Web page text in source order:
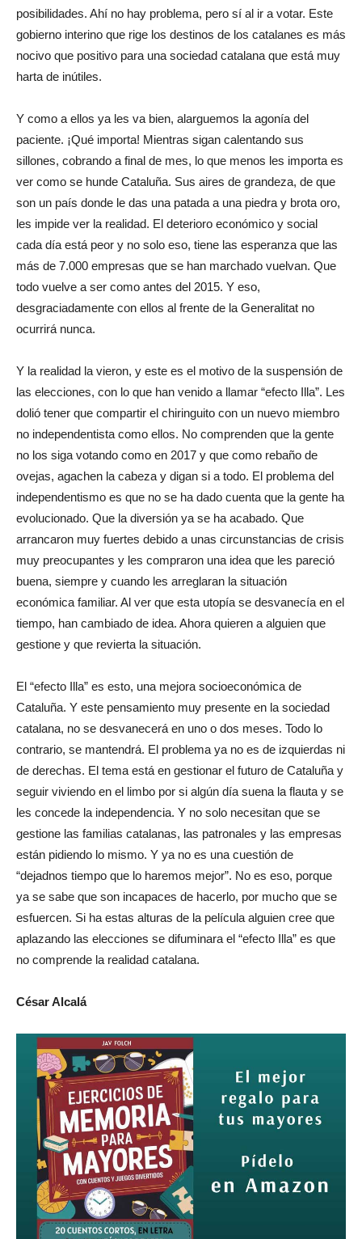
posibilidades. Ahí no hay problema, pero sí al ir a votar. Este
gobierno interino que rige los destinos de los catalanes es más
nocivo que positivo para una sociedad catalana que está muy
harta de inútiles.
Y como a ellos ya les va bien, alarguemos la agonía del
paciente. ¡Qué importa! Mientras sigan calentando sus
sillones, cobrando a final de mes, lo que menos les importa es
ver como se hunde Cataluña. Sus aires de grandeza, de que
son un país donde le das una patada a una piedra y brota oro,
les impide ver la realidad. El deterioro económico y social
cada día está peor y no solo eso, tiene las esperanza que las
más de 7.000 empresas que se han marchado vuelvan. Que
todo vuelve a ser como antes del 2015. Y eso,
desgraciadamente con ellos al frente de la Generalitat no
ocurrirá nunca.
Y la realidad la vieron, y este es el motivo de la suspensión de
las elecciones, con lo que han venido a llamar “efecto Illa”. Les
dolió tener que compartir el chiringuito con un nuevo miembro
no independentista como ellos. No comprenden que la gente
no los siga votando como en 2017 y que como rebaño de
ovejas, agachen la cabeza y digan si a todo. El problema del
independentismo es que no se ha dado cuenta que la gente ha
evolucionado. Que la diversión ya se ha acabado. Que
arrancaron muy fuertes debido a unas circunstancias de crisis
muy preocupantes y les compraron una idea que les pareció
buena, siempre y cuando les arreglaran la situación
económica familiar. Al ver que esta utopía se desvanecía en el
tiempo, han cambiado de idea. Ahora quieren a alguien que
gestione y que revierta la situación.
El “efecto Illa” es esto, una mejora socioeconómica de
Cataluña. Y este pensamiento muy presente en la sociedad
catalana, no se desvanecerá en uno o dos meses. Todo lo
contrario, se mantendrá. El problema ya no es de izquierdas ni
de derechas. El tema está en gestionar el futuro de Cataluña y
seguir viviendo en el limbo por si algún día suena la flauta y se
les concede la independencia. Y no solo necesitan que se
gestione las familias catalanas, las patronales y las empresas
están pidiendo lo mismo. Y ya no es una cuestión de
“dejadnos tiempo que lo haremos mejor”. No es eso, porque
ya se sabe que son incapaces de hacerlo, por mucho que se
esfuercen. Si ha estas alturas de la película alguien cree que
aplazando las elecciones se difuminara el “efecto Illa” es que
no comprende la realidad catalana.
César Alcalá